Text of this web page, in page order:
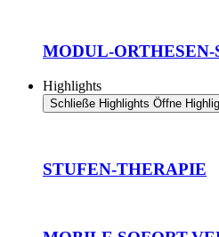
MODUL-
Highlights
Schließe Highlights Öffne
STUFEN-THERAPIE